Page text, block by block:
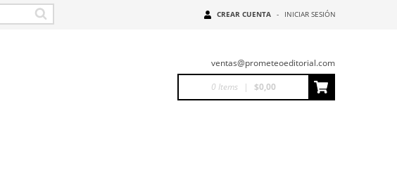
CREAR CUENTA - INICIAR SESIÓN
ventas@prometeoeditorial.com
0 Items | $0,00